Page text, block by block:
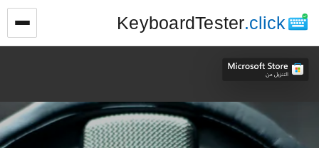
KeyboardTester.click